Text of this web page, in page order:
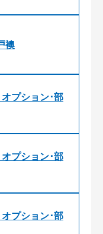
襖
プション･部
プション･部
プション･部